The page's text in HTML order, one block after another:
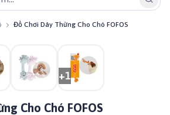
Đồ Chơi Dây Thừng Cho Chó FOFOS
+1
Cho Chó FOFOS